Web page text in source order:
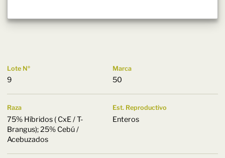
Lote Nº
9
Marca
50
Raza
75% Híbridos ( CxE / T-
Brangus); 25% Cebú /
Acebuzados
Est. Reproductivo
Enteros